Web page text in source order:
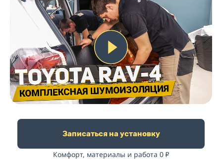
Записаться на установку
Комфорт, материалы и работа 0 ₽